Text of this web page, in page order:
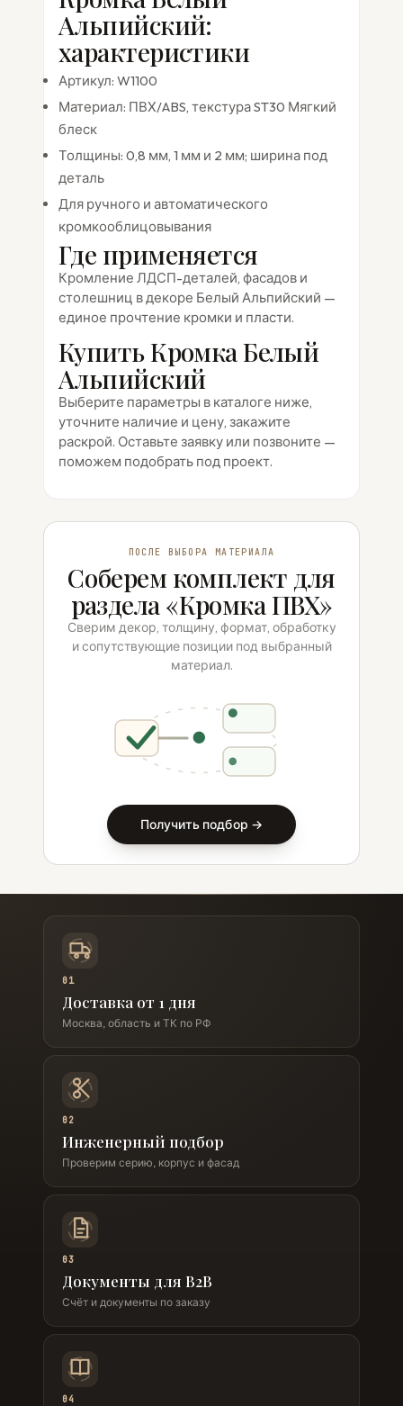
Альпийский:
характеристики
Артикул: W1100
Материал: ПВХ/ABS, текстура ST30 Мягкий
блеск
Толщины: 0,8 мм, 1 мм и 2 мм; ширина под
деталь
Для ручного и автоматического
кромкооблицовывания
Где применяется
Кромление ЛДСП-деталей, фасадов и
столешниц в декоре Белый Альпийский —
единое прочтение кромки и пласти.
Купить Кромка Белый
Альпийский
Выберите параметры в каталоге ниже,
уточните наличие и цену, закажите
раскрой. Оставьте заявку или позвоните —
поможем подобрать под проект.
ПОСЛЕ ВЫБОРА МАТЕРИАЛА
Соберем комплект для
раздела «Кромка ПВХ»
Сверим декор, толщину, формат, обработку
и сопутствующие позиции под выбранный
материал.
Получить подбор →
01
Доставка от 1 дня
Москва, область и ТК по РФ
02
Инженерный подбор
Проверим серию, корпус и фасад
03
Документы для B2B
Счёт и документы по заказу
04